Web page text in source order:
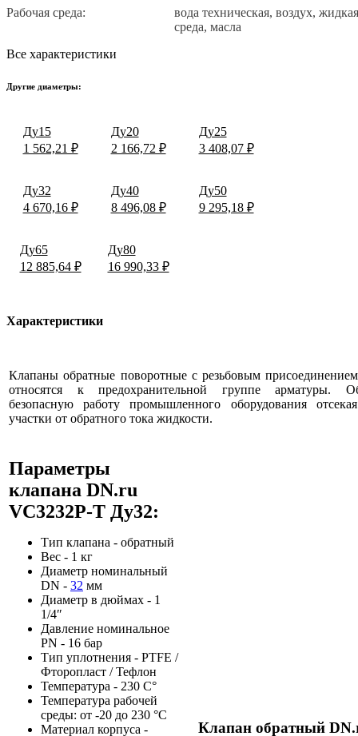
Рабочая среда:
вода техническая, воздух,
среда, масла
Все характеристики
Другие диаметры:
Ду15
1 562,21 ₽
Ду20
2 166,72 ₽
Ду25
3 408,07 ₽
Ду32
4 670,16 ₽
Ду40
8 496,08 ₽
Ду50
9 295,18 ₽
Ду65
12 885,64 ₽
Ду80
16 990,33 ₽
Характеристики
Клапаны обратные поворотные с резьбовым
относятся к предохранительной группе арматуры.
безопасную работу промышленного оборудования
участки от обратного тока жидкости.
Параметры
клапана DN.ru
VC3232P-T Ду32:
Тип клапана - обратный
Вес - 1 кг
Диаметр номинальный
DN - 32 мм
Диаметр в дюймах - 1
1/4″
Давление номинальное
PN - 16 бар
Тип уплотнения - PTFE /
Фторопласт / Тефлон
Температура - 230 С°
Температура рабочей
среды: от -20 до 230 °C
Материал корпуса -
Клапан обратный